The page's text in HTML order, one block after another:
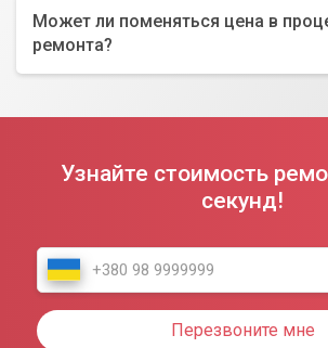
Может ли поменяться цена в
ремонта?
Узнайте стоимость
секунд!
Перезвоните мне